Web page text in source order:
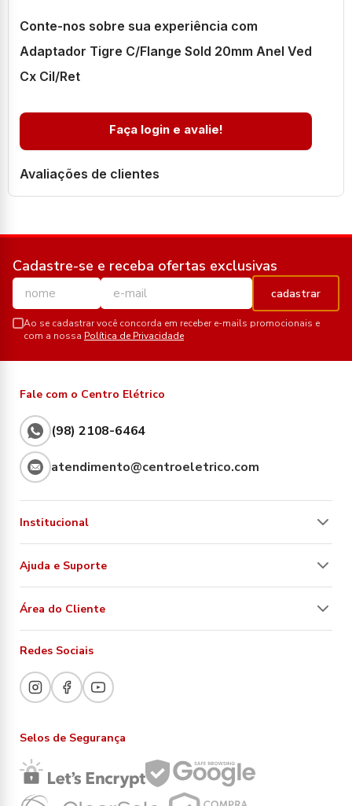
Conte-nos sobre sua experiência com
Adaptador Tigre C/Flange Sold 20mm Anel Ved
Cx Cil/Ret
Faça login e avalie!
Avaliações de clientes
Cadastre-se e receba ofertas exclusivas
cadastrar
Ao se cadastrar você concorda em receber e-mails promocionais e
com a nossa Política de Privacidade
Fale com o Centro Elétrico
(98) 2108-6464
atendimento@centroeletrico.com
Institucional
Ajuda e Suporte
Área do Cliente
Redes Sociais
Selos de Segurança